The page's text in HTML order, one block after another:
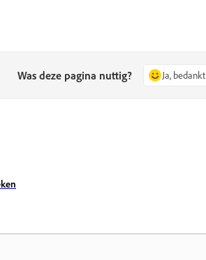
Was deze pagina nuttig? Ja, bedankt